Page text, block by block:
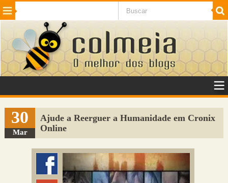
Beleza Cinema e TV
Internet Jogos NotÃ­cias SaÃºde
VeÃ­culos Adulto
Sugerir Link
Adicionar Blog
Colmeia Exchange
Perguntas Frequentes
30
Mar
Ajude a Reerguer a Humanidade em Cronix
Online